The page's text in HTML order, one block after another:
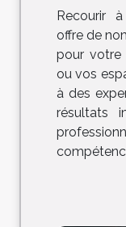
Recourir
offre de
pour votre
ou vos
à des
résultats